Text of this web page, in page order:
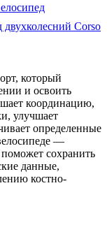
двухколесний Corso
который
и освоить
координацию,
улучшает
определенные
—
поможет сохранить
данные,
костно-